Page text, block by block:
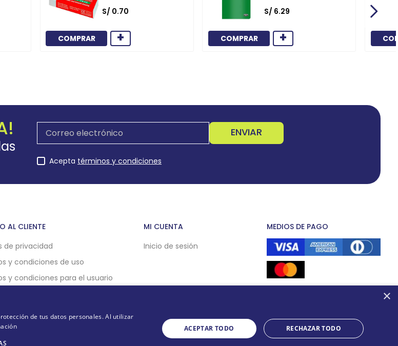
S/ 0.70
COMPRAR +
HOJAS
CUADRICULADO
MARCO ROJO VERDE
S/ 6.29
COMPRAR +
ENVIAR
Acepta términos y condiciones
AL CLIENTE
de privacidad
y condiciones de uso
y condiciones para el usuario
MI CUENTA
Inicio de sesión
MEDIOS DE PAGO
×
de tus datos personales. Al utilizar
ACEPTAR TODO RECHAZAR TODO